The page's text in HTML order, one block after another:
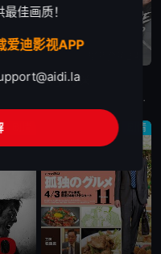
杀手妈咪
日剧《杀手妈咪》又名：主妇杀手,有夫之妇杀手,Married Woman Killer,A Bona Fide Killer,유부녀 킬러，讲述了：改编自同名漫画。35岁的俞宝娜过着相夫教子的普通生活
剧情
佳画质！
爱迪影视APP